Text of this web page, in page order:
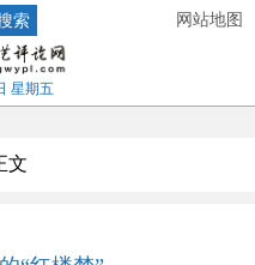
索 网站地图
星期五
文